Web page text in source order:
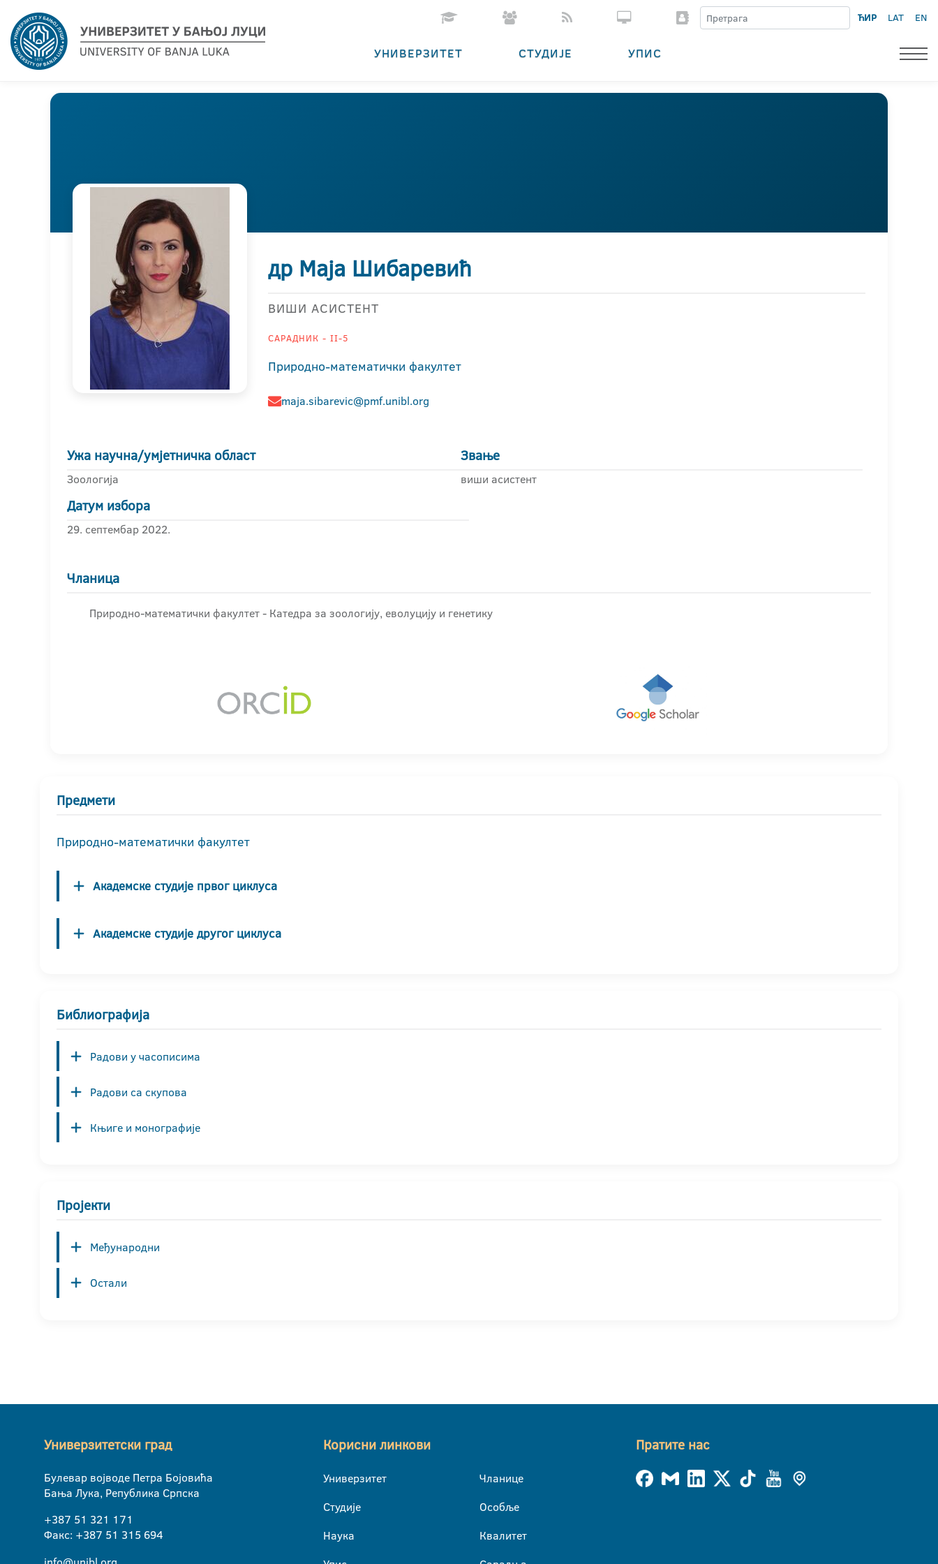
ЋИР LAT EN
УНИВЕРЗИТЕТ СТУДИЈЕ УПИС
др Маја Шибаревић
ВИШИ АСИСТЕНТ
САРАДНИК - II-5
Природно-математички факултет
maja.sibarevic@pmf.unibl.org
Ужа научна/умјетничка област
Зоологија
Звање
виши асистент
Датум избора
29. септембар 2022.
Чланица
Природно-математички факултет - Катедра за зоологију, еволуцију и генетику
Предмети
Природно-математички факултет
Академске студије првог циклуса
Академске студије другог циклуса
Библиографија
Радови у часописима
Радови са скупова
Књиге и монографије
Пројекти
Међународни
Остали
Универзитетски град
Булевар војводе Петра Бојовића
Бања Лука, Република Српска
+387 51 321 171
Факс: +387 51 315 694
Корисни линкови
Универзитет
Студије
Наука
Чланице
Особље
Квалитет
Пратите нас